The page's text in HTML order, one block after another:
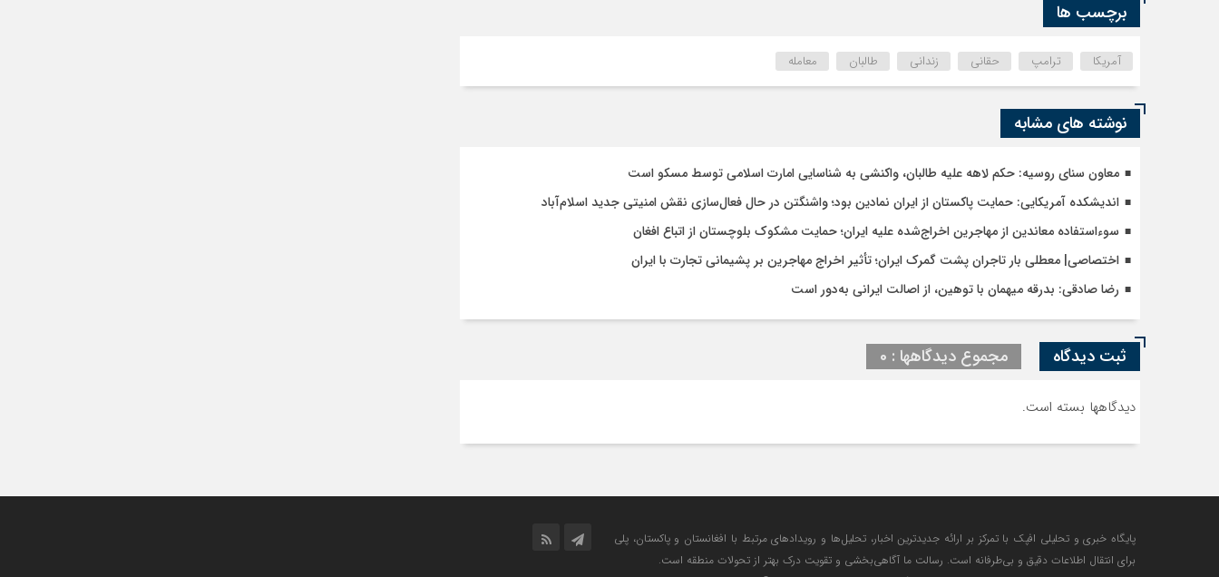
برچسب ها
آمریکا ترامپ حقانی زندانی طالبان معامله
نوشته های مشابه
معاون سنای روسیه: حکم لاهه علیه طالبان، واکنشی به شناسایی امارت اسلامی توسط مسکو است
اندیشکده آمریکایی: حمایت پاکستان از ایران نمادین بود؛ واشنگتن در حال فعال‌سازی نقش امنیتی جدید اسلام‌آباد
سوءاستفاده معاندین از مهاجرین اخراج‌شده علیه ایران؛ حمایت مشکوک بلوچستان از اتباع افغان
اختصاصی| معطلی بار تاجران پشت گمرک ایران؛ تأثیر اخراج مهاجرین بر پشیمانی تجارت با ایران
رضا صادقی: بدرقه میهمان با توهین، از اصالت ایرانی به‌دور است
ثبت دیدگاه مجموع دیدگاهها : 0
دیدگاهها بسته است.
پایگاه خبری و تحلیلی افپک با تمرکز بر ارائه جدیدترین اخبار، تحلیل‌ها و رویدادهای مرتبط با افغانستان و پاکستان، پلی
برای انتقال اطلاعات دقیق و بی‌طرفانه است. رسالت ما آگاهی‌بخشی و تقویت درک بهتر از تحولات منطقه است.